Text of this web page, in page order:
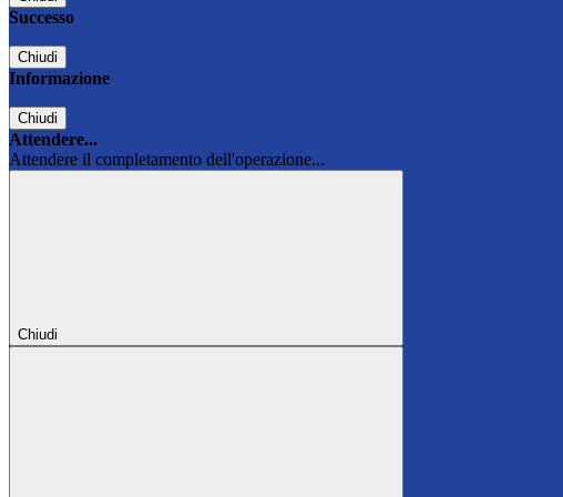
Successo
Chiudi
Informazione
Chiudi
Attendere...
Attendere il completamento dell'operazione...
Chiudi